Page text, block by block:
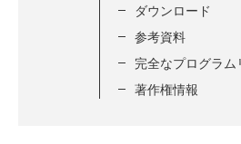
ダウンロード
参考資料
完全なプログラム
著作権情報